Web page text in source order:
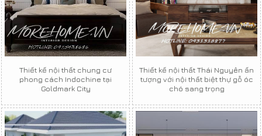
Thiết kế nội thất chung cư
phong cách Indochine tại
Goldmark City
Thiết kế nội thất Thái Nguyên ấn
tượng với nội thất biệt thự gỗ óc
chó sang trọng